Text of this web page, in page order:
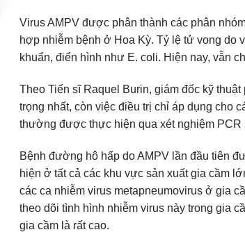
Virus AMPV được phân thành các phân
hợp nhiễm bệnh ở Hoa Kỳ. Tỷ lệ tử vong do
khuẩn, điển hình như E. coli. Hiện nay, vẫn
Theo Tiến sĩ Raquel Burin, giám đốc kỹ
trọng nhất, còn việc điều trị chỉ áp dụng cho
thường được thực hiện qua xét nghiệm PCR
Bệnh đường hô hấp do AMPV lần đầu tiên
hiện ở tất cả các khu vực sản xuất gia cầm
các ca nhiễm virus metapneumovirus ở gia
theo dõi tình hình nhiễm virus này trong gia
gia cầm là rất cao.